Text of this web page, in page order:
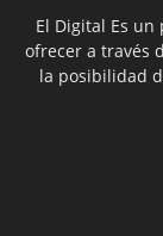
El Digital Es
ofrecer a través
la posibilidad